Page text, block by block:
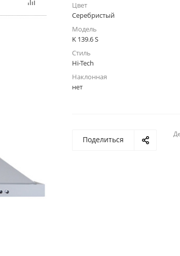
Цвет
Серебристый
Модель
K 139.6 S
Стиль
Hi-Tech
Наклонная
нет
Поделиться